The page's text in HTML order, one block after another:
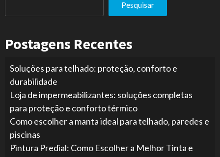
Pesquisar
Postagens Recentes
Soluções para telhado: proteção, conforto e
durabilidade
Loja de impermeabilizantes: soluções completas
para proteção e conforto térmico
Como escolher a manta ideal para telhado, paredes e
piscinas
Pintura Predial: Como Escolher a Melhor Tinta e